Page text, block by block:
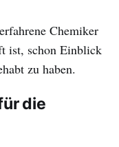
Chemiker
ist, schon Einblick
zu haben.
die